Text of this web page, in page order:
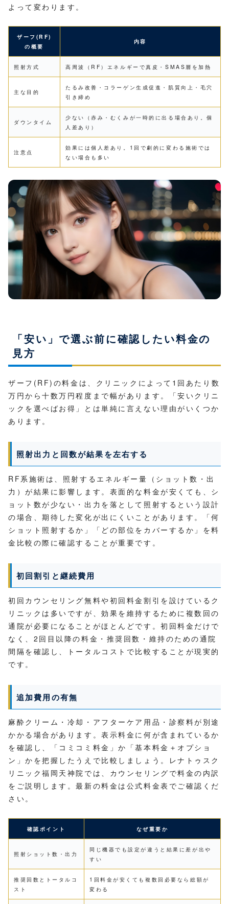
よって変わります。
ザーフ(RF)
の概要
内容
照射方式 高周波（RF）エネルギーで真皮・SMAS層を加熱
主な目的
たるみ改善・コラーゲン生成促進・肌質向上・毛穴
引き締め
ダウンタイム
少ない（赤み・むくみが一時的に出る場合あり。個
人差あり）
注意点
効果には個人差あり。1回で劇的に変わる施術では
ない場合も多い
「安い」で選ぶ前に確認したい料金の
見方
ザーフ(RF)の料金は、クリニックによって1回あたり数
万円から十数万円程度まで幅があります。「安いクリニ
ックを選べばお得」とは単純に言えない理由がいくつか
あります。
照射出力と回数が結果を左右する
RF系施術は、照射するエネルギー量（ショット数・出
力）が結果に影響します。表面的な料金が安くても、シ
ョット数が少ない・出力を落として照射するという設計
の場合、期待した変化が出にくいことがあります。「何
ショット照射するか」「どの部位をカバーするか」を料
金比較の際に確認することが重要です。
初回割引と継続費用
初回カウンセリング無料や初回料金割引を設けているク
リニックは多いですが、効果を維持するために複数回の
通院が必要になることがほとんどです。初回料金だけで
なく、2回目以降の料金・推奨回数・維持のための通院
間隔を確認し、トータルコストで比較することが現実的
です。
追加費用の有無
麻酔クリーム・冷却・アフターケア用品・診察料が別途
かかる場合があります。表示料金に何が含まれているか
を確認し、「コミコミ料金」か「基本料金＋オプショ
ン」かを把握したうえで比較しましょう。レナトゥスク
リニック福岡天神院では、カウンセリングで料金の内訳
をご説明します。最新の料金は公式料金表でご確認くだ
さい。
確認ポイント なぜ重要か
照射ショット数・出力
同じ機器でも設定が違うと結果に差が出や
すい
推奨回数とトータルコ
スト
1回料金が安くても複数回必要なら総額が
変わる